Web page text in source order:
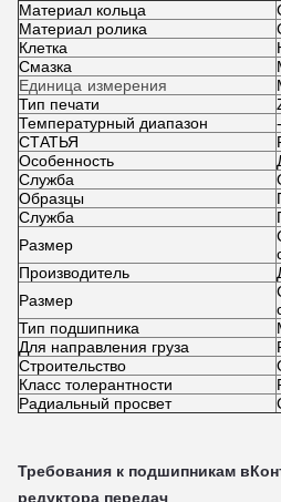
Материал кольца
Материал ролика
Клетка
Смазка
Единица измерения
Тип печати
Температурный диапазон
СТАТЬЯ
Особенность
Служба
Образцы
Служба
Размер
Производитель
Размер
Тип подшипника
Для направления груза
Строительство
Класс толерантности
Радиальный просвет
Требования к подшипникам в
редуктора передач